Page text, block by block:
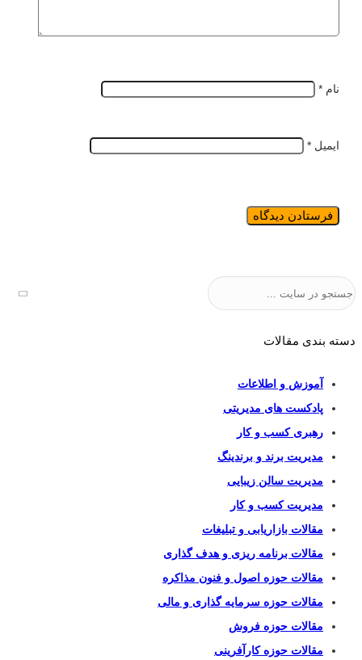
نام *
ایمیل *
جستجو
دسته بندی مقالات
آموزش و اطلاعات
پادکست های مدیریتی
رهبری کسب و کار
مدیریت برند و برندینگ
مدیریت سالن زیبایی
مدیریت کسب و کار
مقالات بازاریابی و تبلیغات
مقالات برنامه ریزی و هدف گذاری
مقالات حوزه اصول و فنون مذاکره
مقالات حوزه سرمایه گذاری و مالی
مقالات حوزه فروش
مقالات حوزه کارآفرینی